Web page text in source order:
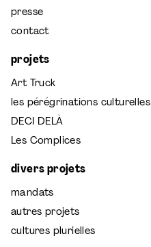
presse
contact
projets
Art Truck
les pérégrinations culturelles
DECI DELÀ
Les Complices
divers projets
mandats
autres projets
cultures plurielles